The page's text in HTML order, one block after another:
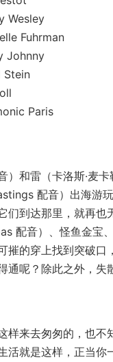
Fuhrman
Paris
和雷（卡洛斯·麦
配音）出海游
到达那里，就再也
音）、怪鱼金宝
摧的穿上找到突破
通呢？除此之外，失
去匆匆的，也不
就是这样，正当